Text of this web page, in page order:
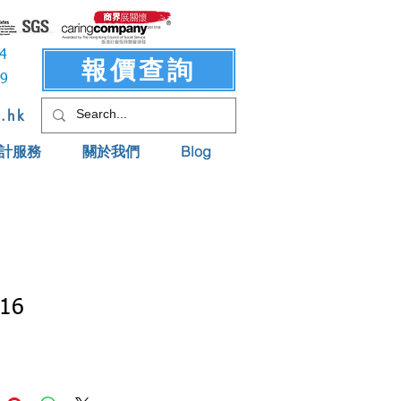
服務 關於我們 Blog
報價查詢